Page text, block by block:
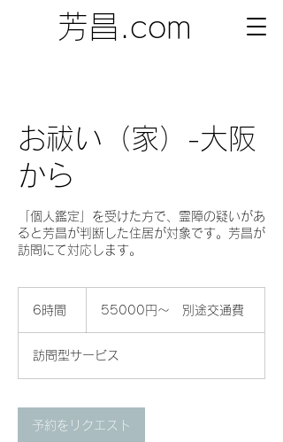
芳昌.com
お祓い（家）-大阪
から
「個人鑑定」を受けた方で、霊障の疑いがあ
ると芳昌が判断した住居が対象です。芳昌が
訪問にて対応します。
6時間
円〜
通
55000円〜 別途交通費
訪問型サービス
予約をリクエスト